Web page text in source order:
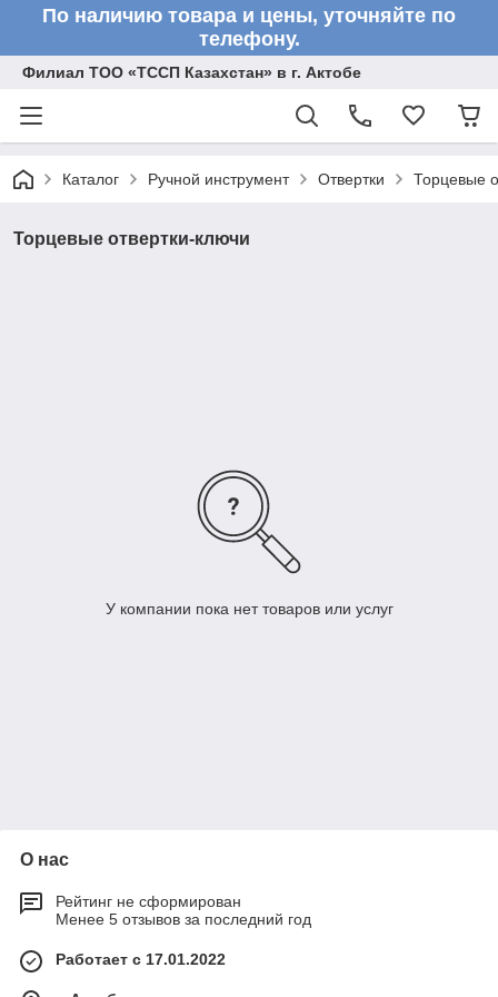
По наличию товара и цены, уточняйте по
телефону.
Филиал ТОО «ТССП Казахстан» в г. Актобе
Каталог Ручной инструмент Отвертки Торцевые
Торцевые отвертки-ключи
У компании пока нет товаров или услуг
О нас
Рейтинг не сформирован
Менее 5 отзывов за последний год
Работает с 17.01.2022